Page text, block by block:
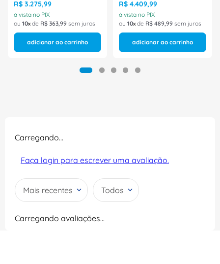
R$ 3.275,99
à vista no PIX
ou 10 de R$ 363,99 sem juros
adicionar ao carrinho
R$ 4.409,99
à vista no PIX
ou 10 de R$ 489,99 sem juros
adicionar ao carrinho
Carregando…
Faça login para escrever uma avaliação.
Mais recentes Todos
Carregando avaliações…